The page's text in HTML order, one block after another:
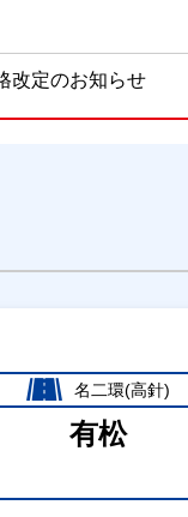
改定のお知らせ
名二環(高針)
有松